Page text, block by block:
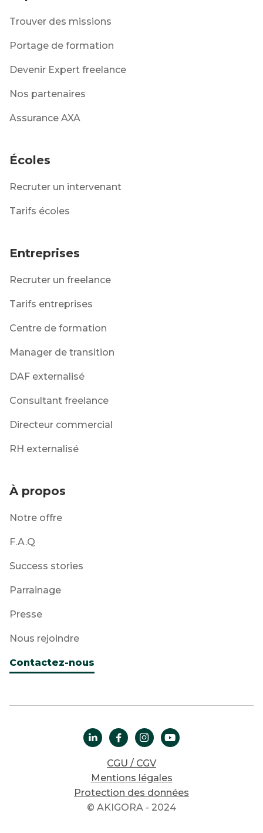
Trouver des missions
Portage de formation
Devenir Expert freelance
Nos partenaires
Assurance AXA
Écoles
Recruter un intervenant
Tarifs écoles
Entreprises
Recruter un freelance
Tarifs entreprises
Centre de formation
Manager de transition
DAF externalisé
Consultant freelance
Directeur commercial
RH externalisé
À propos
Notre offre
F.A.Q
Success stories
Parrainage
Presse
Nous rejoindre
Contactez-nous
© AKIGORA - 2024
Protection des données
Mentions légales
CGU / CGV
   